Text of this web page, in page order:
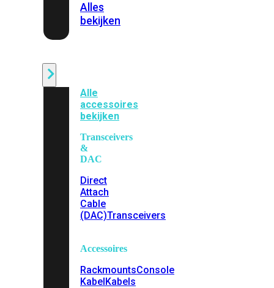
Alles
bekijken
Alle
accessoires
bekijken
Transceivers
&
DAC
Direct
Attach
Cable
(DAC)Transceivers
Accessoires
RackmountsConsole
KabelKabels